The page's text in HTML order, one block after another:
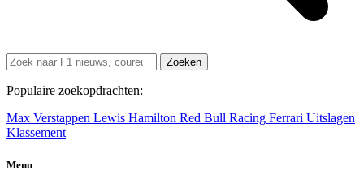
Zoeken
Populaire zoekopdrachten:
Max Verstappen Lewis Hamilton Red Bull Racing Ferrari Uitslagen
Klassement
Menu